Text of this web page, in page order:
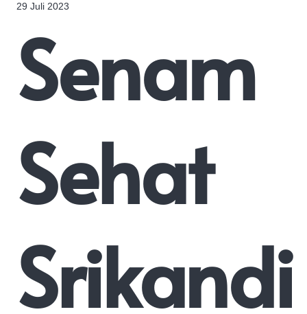
29 Juli 2023
Senam
Sehat
Srikandi